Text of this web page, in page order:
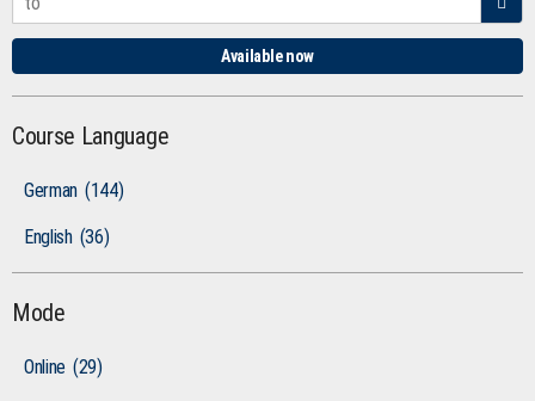
Available now
Course Language
German (144)
English (36)
Mode
Online (29)